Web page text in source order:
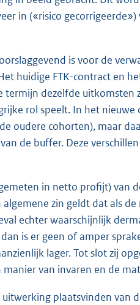
in («risico
is voor de
huidige FTK-contract en
dezelfde uitkomsten
rol speelt. In het
oudere cohorten), maar
de buffer. Deze
in netto profijt) van
zin geldt dat als de
echter waarschijnlijk
is er geen of amper
lager. Tot slot zij
van invaren en de
plaatsvinden van